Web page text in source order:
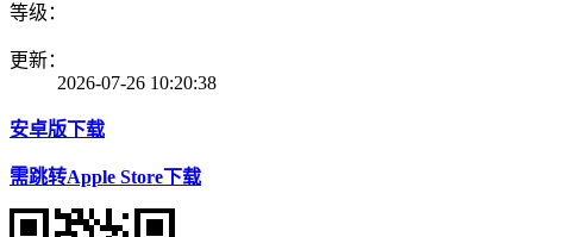
等级：
更新：
2026-07-26 10:20:38
安卓版下载
需跳转Apple Store下载